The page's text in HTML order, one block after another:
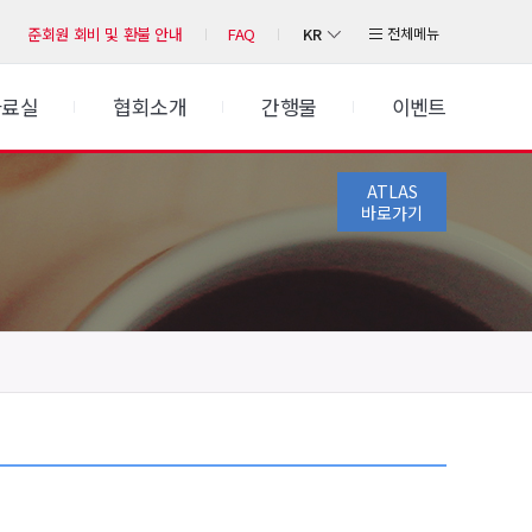
준회원 회비 및 환불 안내 FAQ KR 전체메뉴
실 협회소개 간행물 이벤트
ATLAS
바로가기